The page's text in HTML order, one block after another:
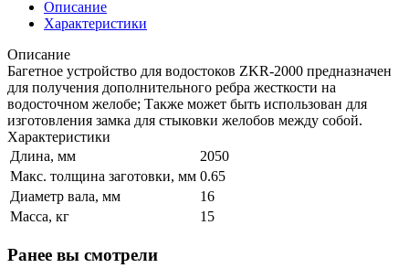
Описание
Характеристики
Описание
Багетное устройство для водостоков ZKR-2000 предназначен
для получения дополнительного ребра жесткости на
водосточном желобе; Также может быть использован для
изготовления замка для стыковки желобов между собой.
Характеристики
Длина, мм
2050
Макс. толщина заготовки, мм 0.65
Диаметр вала, мм
16
Масса, кг
15
Ранее вы смотрели